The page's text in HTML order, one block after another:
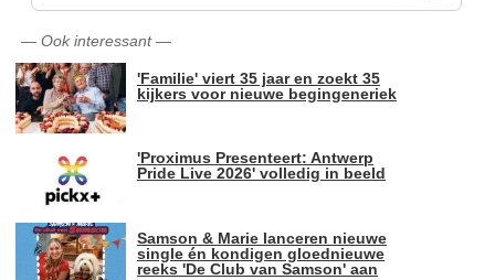
— Ook interessant—
'Familie' viert 35 jaar en zoekt 35
kijkers voor nieuwe begingeneriek
'Proximus Presenteert: Antwerp
Pride Live 2026' volledig in beeld
Samson & Marie lanceren nieuwe
single én kondigen gloednieuwe
reeks 'De Club van Samson' aan